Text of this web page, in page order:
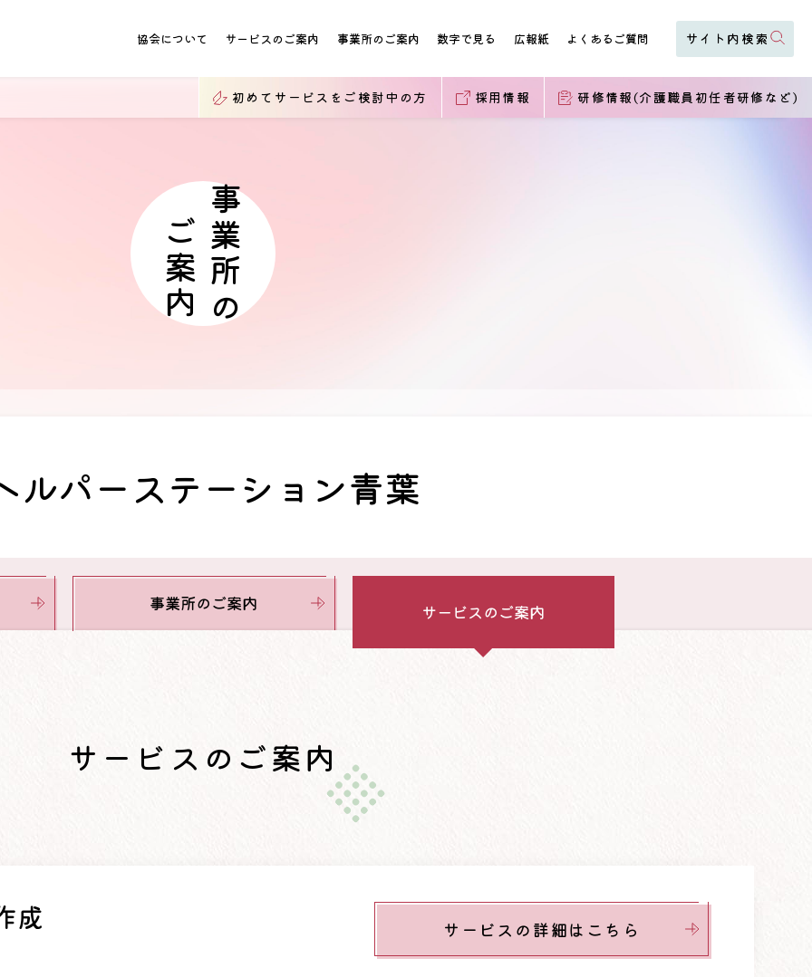
協会について サービスのご案内 事業所のご案内 数字で見る 広報紙 よくあるご質問
初めてサービスをご検討中の方 採用情報 研修情報(介護職員初任者研修など)
事業所の
ご案内
ルパーステーション青葉
事業所のご案内 サービスのご案内
サービスのご案内
成 サービスの詳細はこちら